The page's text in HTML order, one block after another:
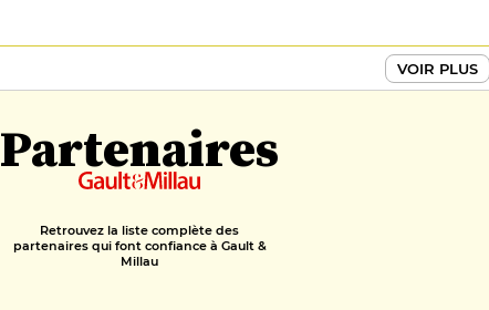
VOIR PLUS
Partenaires
Retrouvez la liste complète des
partenaires qui font confiance à Gault &
Millau